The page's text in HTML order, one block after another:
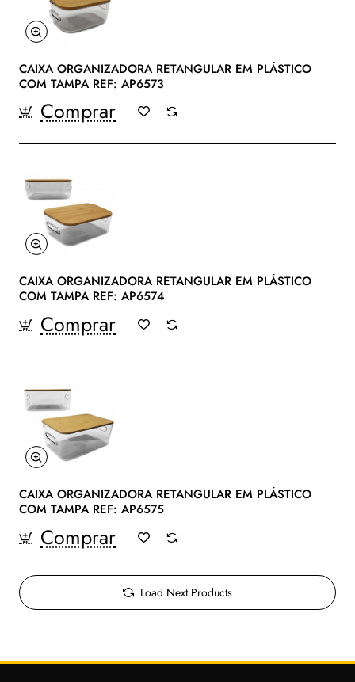
CAIXA ORGANIZADORA RETANGULAR EM PLÁSTICO
COM TAMPA REF: AP6573
Comprar
CAIXA ORGANIZADORA RETANGULAR EM PLÁSTICO
COM TAMPA REF: AP6574
Comprar
CAIXA ORGANIZADORA RETANGULAR EM PLÁSTICO
COM TAMPA REF: AP6575
Comprar
Load Next Products